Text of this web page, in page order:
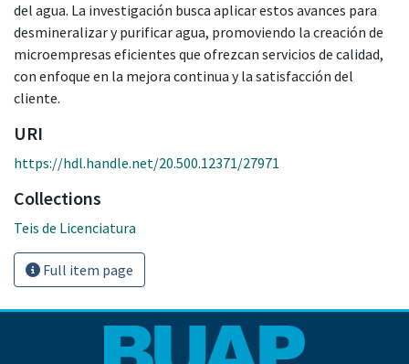
del agua. La investigación busca aplicar estos avances para
desmineralizar y purificar agua, promoviendo la creación de
microempresas eficientes que ofrezcan servicios de calidad,
con enfoque en la mejora continua y la satisfacción del
cliente.
URI
https://hdl.handle.net/20.500.12371/27971
Collections
Teis de Licenciatura
Full item page